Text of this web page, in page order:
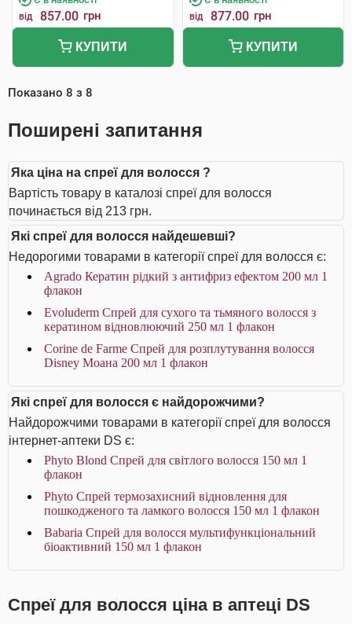
від 857.00 грн
КУПИТИ
від 877.00 грн
КУПИТИ
Показано 8 з 8
Поширені запитання
Яка ціна на спреї для волосся ?
Вартість товару в каталозі спреї для волосся
починається від 213 грн.
Які спреї для волосся найдешевші?
Недорогими товарами в категорії спреї для волосся є:
Agrado Кератин рідкий з антифриз ефектом 200 мл 1
флакон
Evoluderm Спрей для сухого та тьмяного волосся з
кератином відновлюючий 250 мл 1 флакон
Corine de Farme Спрей для розплутування волосся
Disney Моана 200 мл 1 флакон
Які спреї для волосся є найдорожчими?
Найдорожчими товарами в категорії спреї для волосся
інтернет-аптеки DS є:
Phyto Blond Спрей для світлого волосся 150 мл 1
флакон
Phyto Спрей термозахисний відновлення для
пошкодженого та ламкого волосся 150 мл 1 флакон
Babaria Спрей для волосся мультифункціональний
біоактивний 150 мл 1 флакон
Спреї для волосся ціна в аптеці DS